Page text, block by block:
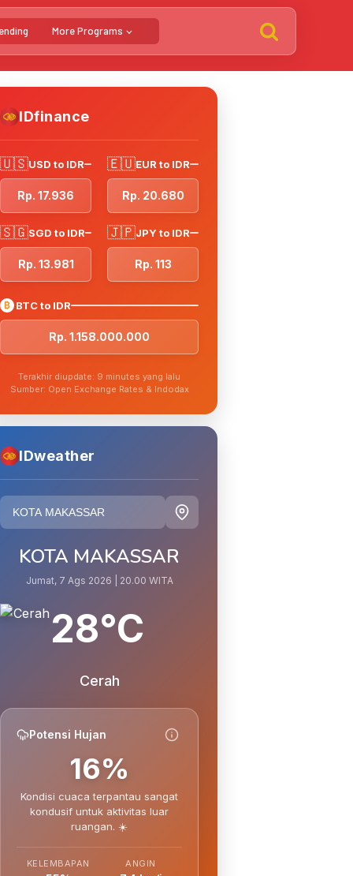
More Programs
IDfinance
🇺🇸USD to IDR
Rp. 17.936
🇪🇺EUR to IDR
Rp. 20.680
🇸🇬SGD to IDR
Rp. 13.981
🇯🇵JPY to IDR
Rp. 113
₿ BTC to IDR
Rp. 1.158.000.000
Terakhir diupdate: 9 minutes yang lalu
Sumber: Open Exchange Rates & Indodax
IDweather
KOTA MAKASSAR
Jumat, 7 Ags 2026 | 20.00 WITA
28°C
Cerah
Potensi Hujan
16%
Kondisi cuaca terpantau sangat
kondusif untuk aktivitas luar
ruangan. ☀️
KELEMBAPAN ANGIN